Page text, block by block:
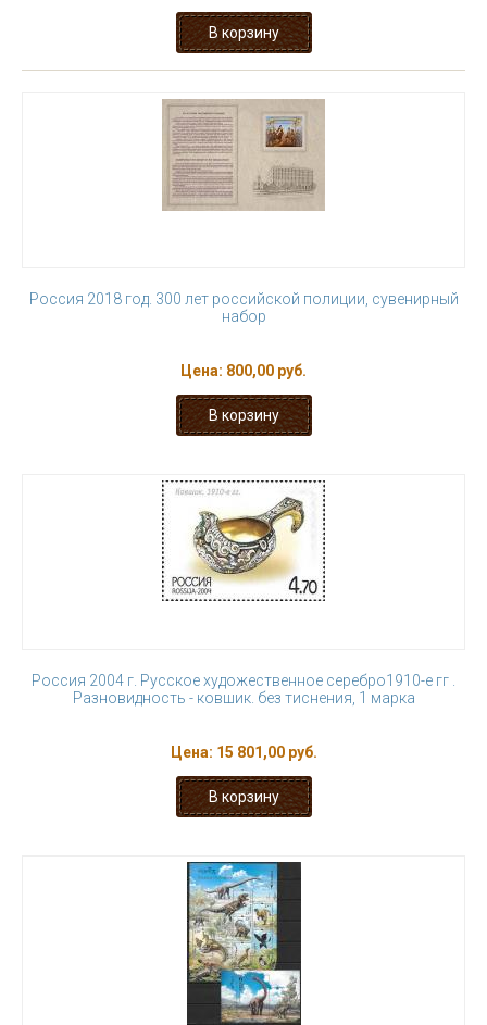
Россия 2018 год. 300 лет российской полиции, сувенирный
набор
Цена: 800,00 руб.
Россия 2004 г. Русское художественное серебро1910-е гг .
Разновидность - ковшик. без тиснения, 1 марка
Цена: 15 801,00 руб.